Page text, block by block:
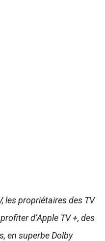
les propriétaires des TV
d’Apple TV +, des
en superbe Dolby